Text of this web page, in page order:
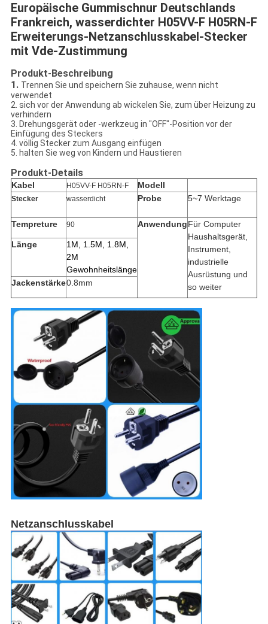
Europäische Gummischnur Deutschlands
Frankreich, wasserdichter H05VV-F H05RN-F
Erweiterungs-Netzanschlusskabel-Stecker
mit Vde-Zustimmung
Produkt-Beschreibung
1. Trennen Sie und speichern Sie zuhause, wenn nicht
verwendet
2. sich vor der Anwendung ab wickelen Sie, zum über Heizung zu
verhindern
3. Drehungsgerät oder -werkzeug in "OFF"-Position vor der
Einfügung des Steckers
4. völlig Stecker zum Ausgang einfügen
5. halten Sie weg von Kindern und Haustieren
Produkt-Details
Kabel H05VV-F H05RN-F Modell
Stecker wasserdicht Probe 5~7 Werktage
Tempreture 90 AnwendungFür Computer
Haushaltsgerät,
Instrument,
industrielle
Ausrüstung und
so weiter
Länge
1M, 1.5M, 1.8M,
2M
Gewohnheitslänge
Jackenstärke0.8mm
Netzanschlusskabel